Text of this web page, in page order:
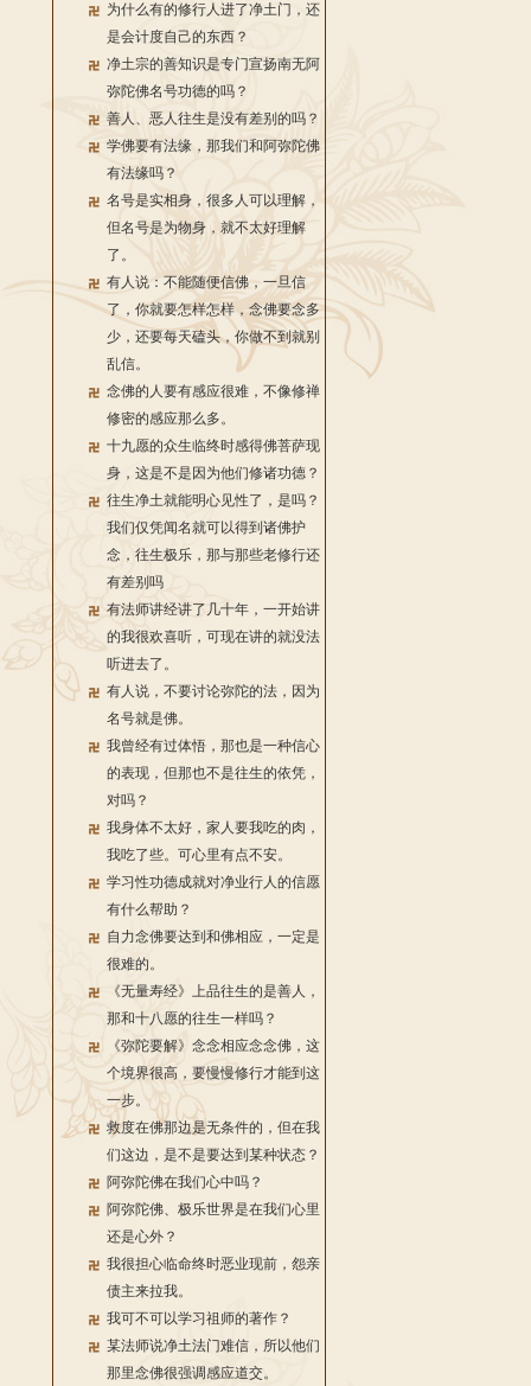
为什么有的修行人进了净土门，还
是会计度自己的东西？
净土宗的善知识是专门宣扬南无阿
弥陀佛名号功德的吗？
善人、恶人往生是没有差别的吗？
学佛要有法缘，那我们和阿弥陀佛
有法缘吗？
名号是实相身，很多人可以理解，
但名号是为物身，就不太好理解
了。
有人说：不能随便信佛，一旦信
了，你就要怎样怎样，念佛要念多
少，还要每天磕头，你做不到就别
乱信。
念佛的人要有感应很难，不像修禅
修密的感应那么多。
十九愿的众生临终时感得佛菩萨现
身，这是不是因为他们修诸功德？
往生净土就能明心见性了，是吗？
我们仅凭闻名就可以得到诸佛护
念，往生极乐，那与那些老修行还
有差别吗
有法师讲经讲了几十年，一开始讲
的我很欢喜听，可现在讲的就没法
听进去了。
有人说，不要讨论弥陀的法，因为
名号就是佛。
我曾经有过体悟，那也是一种信心
的表现，但那也不是往生的依凭，
对吗？
我身体不太好，家人要我吃的肉，
我吃了些。可心里有点不安。
学习性功德成就对净业行人的信愿
有什么帮助？
自力念佛要达到和佛相应，一定是
很难的。
《无量寿经》上品往生的是善人，
那和十八愿的往生一样吗？
《弥陀要解》念念相应念念佛，这
个境界很高，要慢慢修行才能到这
一步。
救度在佛那边是无条件的，但在我
们这边，是不是要达到某种状态？
阿弥陀佛在我们心中吗？
阿弥陀佛、极乐世界是在我们心里
还是心外？
我很担心临命终时恶业现前，怨亲
债主来拉我。
我可不可以学习祖师的著作？
某法师说净土法门难信，所以他们
那里念佛很强调感应道交。